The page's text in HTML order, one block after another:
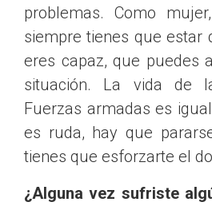
problemas. Como
siempre tienes que estar
eres capaz, que puedes
situación. La vida de
Fuerzas armadas es
es ruda, hay que
tienes que esforzarte el
¿Alguna vez sufriste